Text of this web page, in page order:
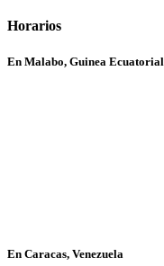
Horarios
En Malabo, Guinea Ecuatorial
En Caracas, Venezuela